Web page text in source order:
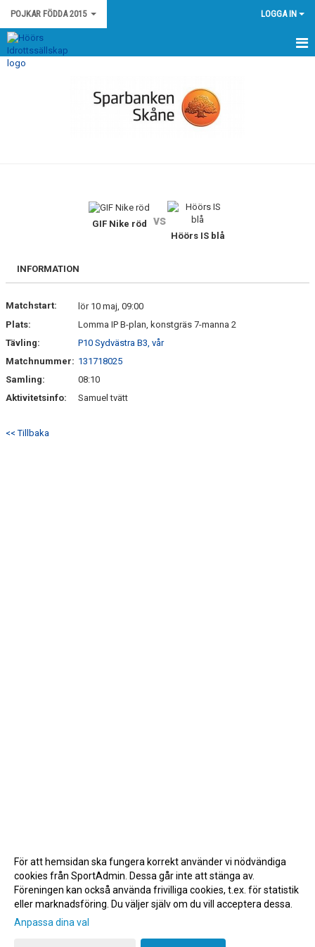
POJKAR FÖDDA 2015 LOGGA IN
HEM
KONTAKT
GIF Nike röd vs
Höörs IS blå
INFORMATION
Matchstart:
lör 10 maj, 09:00
Plats:
Lomma IP B-plan, konstgräs 7-manna 2
Tävling:
P10 Sydvästra B3, vår
Matchnummer: 131718025
Samling:
08:10
Aktivitetsinfo:
Samuel tvätt
<< Tillbaka
Gå till Webbversion
För att hemsidan ska fungera korrekt använder vi nödvändiga
cookies från SportAdmin. Dessa går inte att stänga av.
Föreningen kan också använda frivilliga cookies, t.ex. för statistik
eller marknadsföring. Du väljer själv om du vill acceptera dessa.
Anpassa dina val